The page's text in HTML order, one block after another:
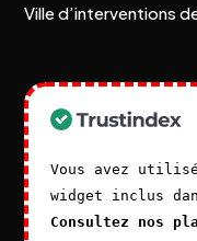
Ville d’interventions
Vous avez
widget inclus
Consultez nos